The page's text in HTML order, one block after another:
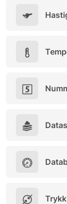
Trykk